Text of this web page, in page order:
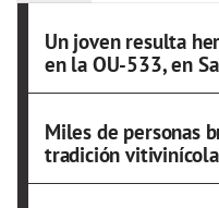
Un joven resulta
en la OU-533, en
Miles de personas
tradición